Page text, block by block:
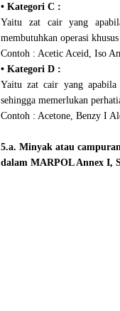
• Kategori C :
Yaitu zat cair yang
membutuhkan operasi
Contoh : Acetic Aceid, Iso
• Kategori D :
Yaitu zat cair yang apabila
sehingga memerlukan
Contoh : Acetone, Benzy I
5.a. Minyak atau
dalam MARPOL Annex I,